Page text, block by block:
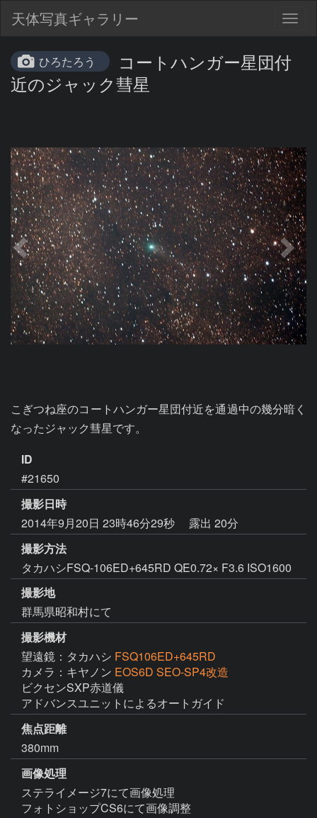
天体写真ギャラリー
ひろたろう
コートハンガー星団付
近のジャック彗星
こぎつね座のコートハンガー星団付近を通過中の幾分暗く
なったジャック彗星です。
ID
#21650
撮影日時
2014年9月20日 23時46分29秒
露出 20分
撮影方法
タカハシFSQ-106ED+645RD QE0.72× F3.6 ISO1600
撮影地
群馬県昭和村にて
撮影機材
望遠鏡：タカハシ FSQ106ED+645RD
カメラ：キヤノン EOS6D SEO-SP4改造
ビクセンSXP赤道儀
アドバンスユニットによるオートガイド
焦点距離
380mm
画像処理
ステライメージ7にて画像処理
フォトショップCS6にて画像調整